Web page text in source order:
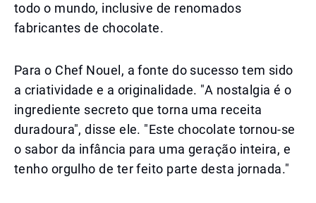
todo o mundo, inclusive de renomados
fabricantes de chocolate.
Para o Chef Nouel, a fonte do sucesso tem sido
a criatividade e a originalidade. "A nostalgia é o
ingrediente secreto que torna uma receita
duradoura", disse ele. "Este chocolate tornou-se
o sabor da infância para uma geração inteira, e
tenho orgulho de ter feito parte desta jornada."